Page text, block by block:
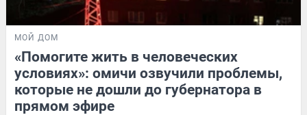
МОЙ ДОМ
«Помогите жить в человеческих
условиях»: омичи озвучили проблемы,
которые не дошли до губернатора в
прямом эфире